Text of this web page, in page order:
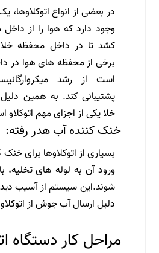
در بعضی از انواع اتوکلاوها،
وجود دارد که هوا را از
کشد تا در داخل محفظه
برخی از محفظه های هوا در
است از رشد
پشتیبانی کند. به همین
خلا یکی از اجزای مهم اتوکلاو
خنک کننده آب هدر رفته:
بسیاری از اتوکلاوها برای
ورود آن به لوله های تخلیه،
شوند.این سیستم از آسیب
دلیل ارسال آب جوش از
مراحل کار دستگاه